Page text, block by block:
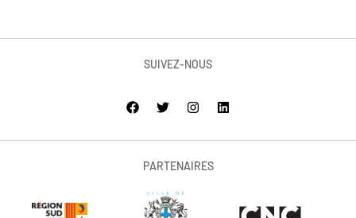
SUIVEZ-NOUS
PARTENAIRES